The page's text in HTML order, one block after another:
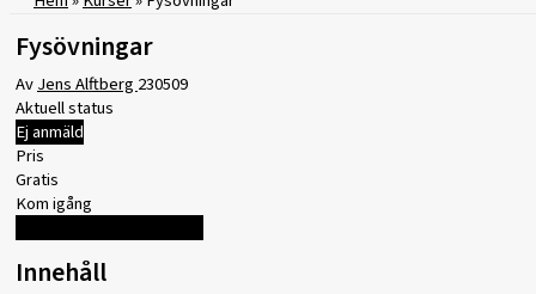
Fysövningar
AvJens Alftberg230509
Aktuell status
Ej anmäld
Pris
Gratis
Kom igång
Innehåll